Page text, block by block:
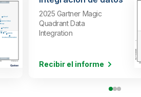
2025 Gartner Magic
Quadrant Data
Integration
Recibir el informe